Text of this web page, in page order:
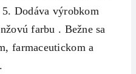
Dodáva výrobkom
farbu . Bežne sa
farmaceutickom a